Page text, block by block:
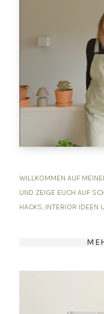
WILLKOMMEN AUF
UND ZEIGE EUCH AUF
HACKS, INTERIOR IDEEN